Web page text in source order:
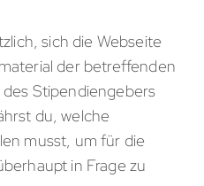
sich die Webseite
der betreffenden
Stipendiengebers
du, welche
musst, um für die
in Frage zu